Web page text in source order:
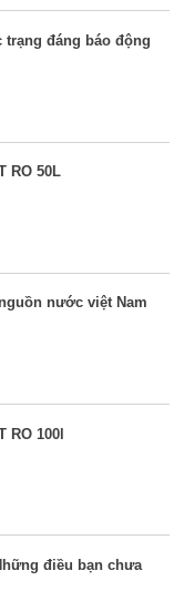
đáng báo động
RO 50L
nước việt Nam
RO 100l
điều bạn chưa